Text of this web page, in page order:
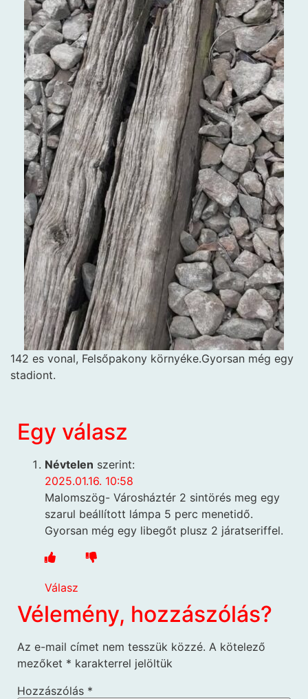
142 es vonal, Felsőpakony környéke.Gyorsan még egy
stadiont.
Egy válasz
Névtelen szerint:
2025.01.16. 10:58
Malomszög- Városháztér 2 sintörés meg egy
szarul beállított lámpa 5 perc menetidő.
Gyorsan még egy libegőt plusz 2 járatseriffel.
Válasz
Vélemény, hozzászólás?
Az e-mail címet nem tesszük közzé. A kötelező
mezőket * karakterrel jelöltük
Hozzászólás *